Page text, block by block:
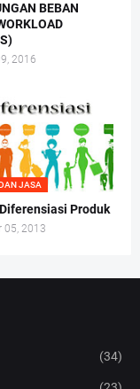
BEBAN
2016
JASA
Produk
05, 2013
(34)